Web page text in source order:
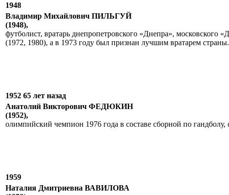
1948
Владимир Михайлович ПИЛЬГУЙ
(1948),
футболист, вратарь днепропетровского «Днепра»,
(1972, 1980), а в 1973 году был признан лучшим вратарем страны.
1952 65 лет назад
Анатолий Викторович ФЕДЮКИН
(1952),
олимпийский чемпион 1976 года в составе сборной по
1959
Наталия Дмитриевна ВАВИЛОВА